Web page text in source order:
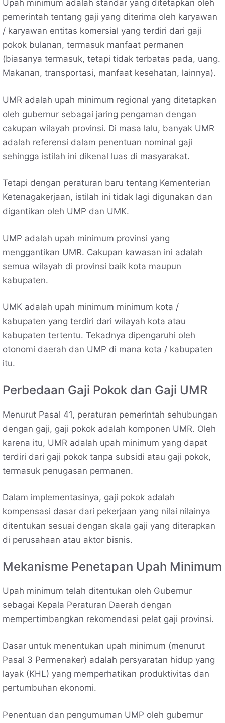
Upah minimum adalah standar yang ditetapkan oleh
pemerintah tentang gaji yang diterima oleh karyawan
/ karyawan entitas komersial yang terdiri dari gaji
pokok bulanan, termasuk manfaat permanen
(biasanya termasuk, tetapi tidak terbatas pada, uang.
Makanan, transportasi, manfaat kesehatan, lainnya).
UMR adalah upah minimum regional yang ditetapkan
oleh gubernur sebagai jaring pengaman dengan
cakupan wilayah provinsi. Di masa lalu, banyak UMR
adalah referensi dalam penentuan nominal gaji
sehingga istilah ini dikenal luas di masyarakat.
Tetapi dengan peraturan baru tentang Kementerian
Ketenagakerjaan, istilah ini tidak lagi digunakan dan
digantikan oleh UMP dan UMK.
UMP adalah upah minimum provinsi yang
menggantikan UMR. Cakupan kawasan ini adalah
semua wilayah di provinsi baik kota maupun
kabupaten.
UMK adalah upah minimum minimum kota /
kabupaten yang terdiri dari wilayah kota atau
kabupaten tertentu. Tekadnya dipengaruhi oleh
otonomi daerah dan UMP di mana kota / kabupaten
itu.
Perbedaan Gaji Pokok dan Gaji UMR
Menurut Pasal 41, peraturan pemerintah sehubungan
dengan gaji, gaji pokok adalah komponen UMR. Oleh
karena itu, UMR adalah upah minimum yang dapat
terdiri dari gaji pokok tanpa subsidi atau gaji pokok,
termasuk penugasan permanen.
Dalam implementasinya, gaji pokok adalah
kompensasi dasar dari pekerjaan yang nilai nilainya
ditentukan sesuai dengan skala gaji yang diterapkan
di perusahaan atau aktor bisnis.
Mekanisme Penetapan Upah Minimum
Upah minimum telah ditentukan oleh Gubernur
sebagai Kepala Peraturan Daerah dengan
mempertimbangkan rekomendasi pelat gaji provinsi.
Dasar untuk menentukan upah minimum (menurut
Pasal 3 Permenaker) adalah persyaratan hidup yang
layak (KHL) yang memperhatikan produktivitas dan
pertumbuhan ekonomi.
Penentuan dan pengumuman UMP oleh gubernur